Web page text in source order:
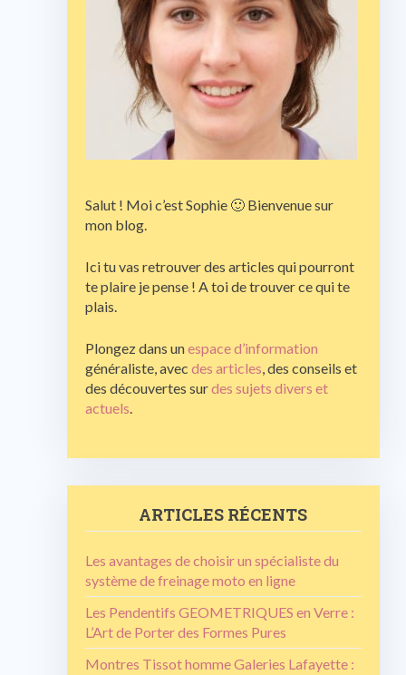
Salut ! Moi c’est Sophie 🙂 Bienvenue sur
mon blog.
Ici tu vas retrouver des articles qui pourront
te plaire je pense ! A toi de trouver ce qui te
plais.
Plongez dans unespace d’information
généraliste, avec des articles , des conseils et
des découvertes surdes sujets divers et
actuels
ARTICLES RÉCENTS
Les avantages de choisir un spécialiste du
système de freinage moto en ligne
Les Pendentifs GEOMETRIQUES en Verre :
L’Art de Porter des Formes Pures
Montres Tissot homme Galeries Lafayette :